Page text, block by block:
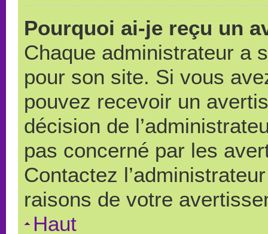
Pourquoi ai-je reçu un
Chaque administrateur a
pour son site. Si vous
pouvez recevoir un
décision de
pas concerné par les
Contactez
raisons de votre
Haut